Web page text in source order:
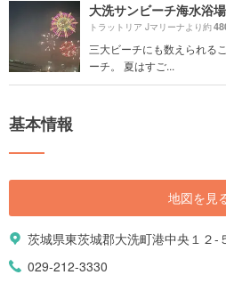
大洗サンビーチ海水浴場
トラットリア Jマリーナより約
三大ビーチにも数えられる
ーチ。 夏はすご...
基本情報
地図を見
茨城県東茨城郡大洗町港中央１２-
029-212-3330